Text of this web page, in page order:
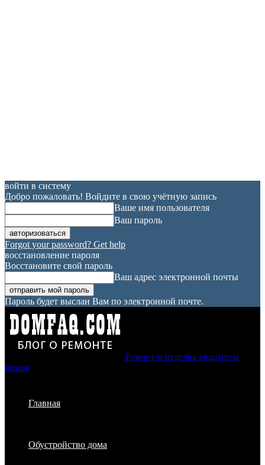
войти в систему
Добро пожаловать! Войдите в свою учётную запись
Ваше имя пользователя
Ваш пароль
Forgot your password? Get help
восстановление пароля
Восстановите свой пароль
Ваш адрес электронной почты
Пароль будет выслан Вам по электронной почте.
Ремонт и отделка квартир и
домов
Главная
Обустройство дома